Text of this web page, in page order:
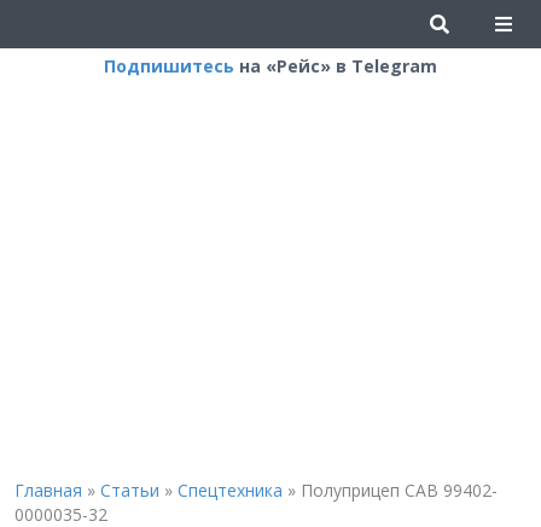
Подпишитесь на «Рейс» в Telegram
Главная » Статьи » Спецтехника » Полуприцеп CAB 99402-
0000035-32